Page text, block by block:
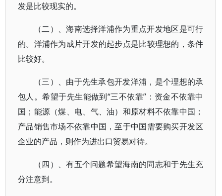
发是比较现实的。
（二）、海南选择洋浦作为重点开发地区是可行
的。洋浦作为成片开发的起步点是比较理想的，条件
比较好。
（三）、由于先生承包开发洋浦，是个理想的承
包人。希望于先生能做到“三不依靠”：资金不依靠中
国；能源（煤、电、气、油）和原材料不依靠中国；
产品销售市场不依靠中国，至于中国需要购买开发区
企业的产品，则作为进出口贸易对待。
（四）、有五个问题希望海南的同志和于先生充
分注意到。